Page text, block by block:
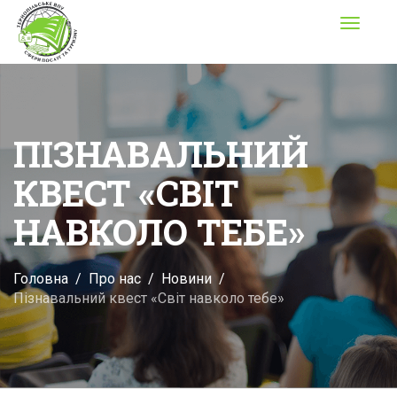
Toggle
ПІЗНАВАЛЬНИЙ
КВЕСТ «СВІТ
НАВКОЛО ТЕБЕ»
Головна Про нас
Новини
Пізнавальний квест «Світ навколо тебе»